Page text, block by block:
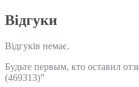
Відгуки
Відгуків немає.
Будьте первым, кто оставил
(469313)”